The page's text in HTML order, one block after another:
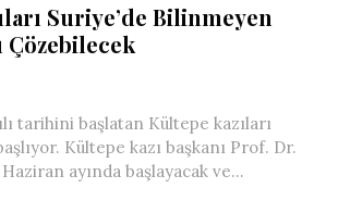
Suriye’de Bilinmeyen
Çözebilecek
tarihini başlatan Kültepe kazıları
Kültepe kazı başkanı Prof. Dr.
ayında başlayacak ve...